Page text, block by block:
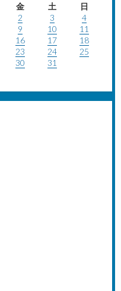
金 土
日
2 3
4
9 10
11
16 17
18
23 24
25
30
31